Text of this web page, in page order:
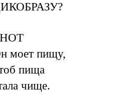
моет пищу,
пища
чище.